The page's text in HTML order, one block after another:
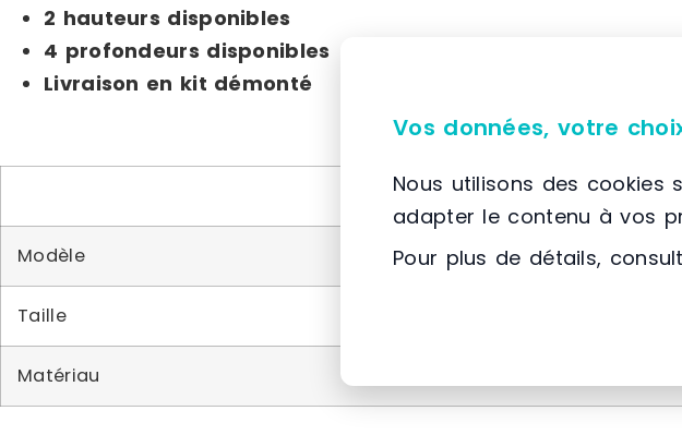
2 hauteurs disponibles
4 profondeurs disponibles
Livraison en kit démonté
Modèle
Taille
Matériau
Vos données, votre
Nous utilisons des cookies
adapter le contenu à vos
Pour plus de détails,